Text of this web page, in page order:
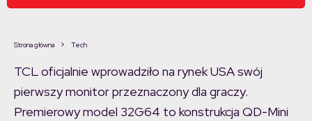
Strona główna Tech
TCL oficjalnie wprowadziło na rynek USA swój
pierwszy monitor przeznaczony dla graczy.
Premierowy model 32G64 to konstrukcja QD-Mini